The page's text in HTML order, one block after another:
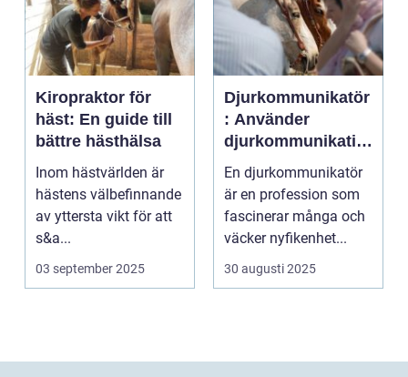
Kiropraktor för
häst: En guide till
bättre hästhälsa
Inom hästvärlden är
hästens välbefinnande
av yttersta vikt för att
s&a...
03 september 2025
Djurkommunikatör
: Använder
djurkommunikatio
n för behandling
av djur
En djurkommunikatör
är en profession som
fascinerar många och
väcker nyfikenhet...
30 augusti 2025